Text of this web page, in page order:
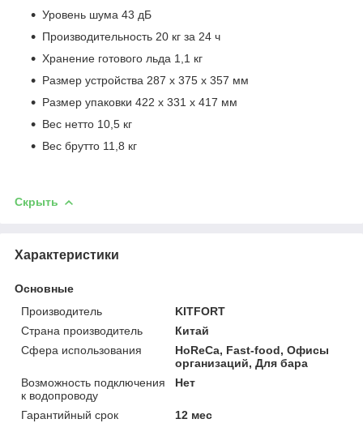
Уровень шума 43 дБ
Производительность 20 кг за 24 ч
Хранение готового льда 1,1 кг
Размер устройства 287 х 375 х 357 мм
Размер упаковки 422 х 331 х 417 мм
Вес нетто 10,5 кг
Вес брутто 11,8 кг
Скрыть
Характеристики
Основные
Производитель
KITFORT
Страна производитель
Китай
Сфера использования
HoReCa, Fast-food, Офисы
организаций, Для бара
Возможность подключения
к водопроводу
Нет
Гарантийный срок 12 мес